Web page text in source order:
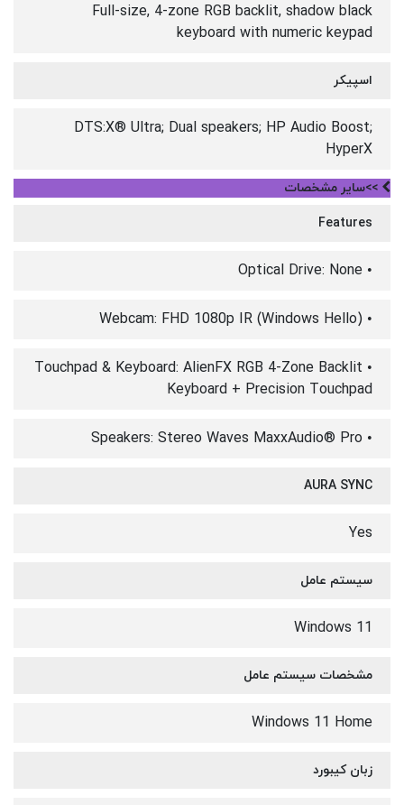
Full-size, 4-zone RGB backlit, shadow black
keyboard with numeric keypad
اسپیکر
DTS:X® Ultra; Dual speakers; HP Audio Boost;
HyperX
>>سایر مشخصات
Features
• Optical Drive: None
• Webcam: FHD 1080p IR (Windows Hello)
• Touchpad & Keyboard: AlienFX RGB 4-Zone Backlit
Keyboard + Precision Touchpad
• Speakers: Stereo Waves MaxxAudio® Pro
AURA SYNC
Yes
سیستم عامل
Windows 11
مشخصات سیستم عامل
Windows 11 Home
زبان کیبورد